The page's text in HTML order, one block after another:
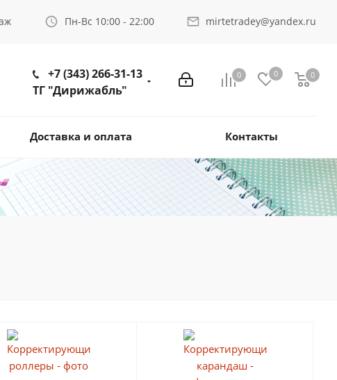
Пн-Вс 10:00 - 22:00 mirtetradey@yandex.ru
0 0 0
+7 (343) 266-31-13
ТГ "Дирижабль"
Доставка и оплата Контакты